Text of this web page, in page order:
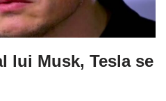
lui Musk, Tesla se